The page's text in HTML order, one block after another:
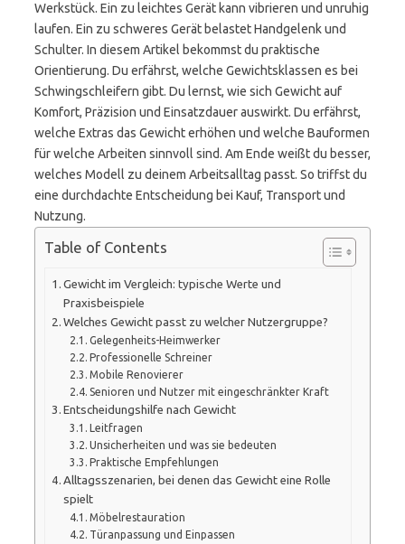
Werkstück. Ein zu leichtes Gerät kann vibrieren und unruhig
laufen. Ein zu schweres Gerät belastet Handgelenk und
Schulter. In diesem Artikel bekommst du praktische
Orientierung. Du erfährst, welche Gewichtsklassen es bei
Schwingschleifern gibt. Du lernst, wie sich Gewicht auf
Komfort, Präzision und Einsatzdauer auswirkt. Du erfährst,
welche Extras das Gewicht erhöhen und welche Bauformen
für welche Arbeiten sinnvoll sind. Am Ende weißt du besser,
welches Modell zu deinem Arbeitsalltag passt. So triffst du
eine durchdachte Entscheidung bei Kauf, Transport und
Nutzung.
Table of Contents
Gewicht im Vergleich: typische Werte und
Praxisbeispiele
Welches Gewicht passt zu welcher Nutzergruppe?
Gelegenheits-Heimwerker
Professionelle Schreiner
Mobile Renovierer
Senioren und Nutzer mit eingeschränkter Kraft
Entscheidungshilfe nach Gewicht
Leitfragen
Unsicherheiten und was sie bedeuten
Praktische Empfehlungen
Alltagsszenarien, bei denen das Gewicht eine Rolle
spielt
Möbelrestauration
Türanpassung und Einpassen